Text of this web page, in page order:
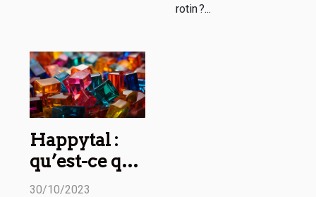
rotin ?...
Happytal :
qu’est-ce que
c’est ?
30/10/2023